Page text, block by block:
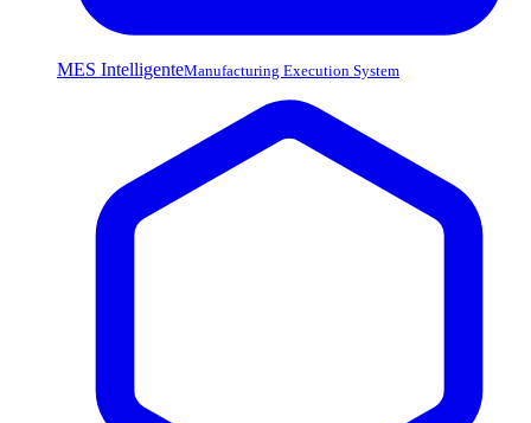
MES IntelligenteManufacturing Execution System